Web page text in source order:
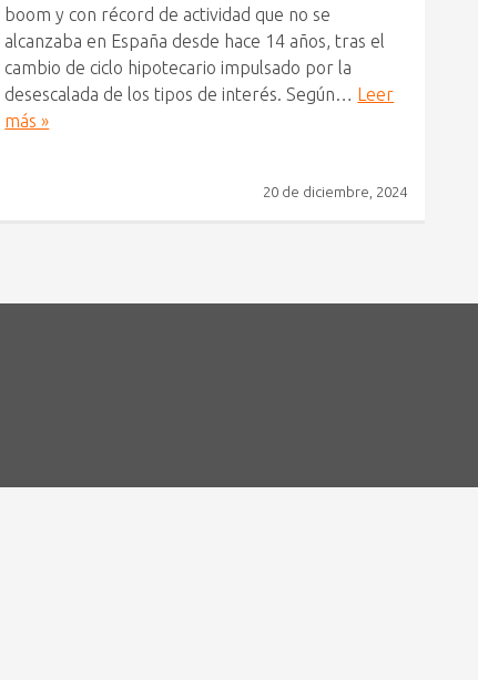
boom y con récord de actividad que no se
alcanzaba en España desde hace 14 años, tras el
cambio de ciclo hipotecario impulsado por la
desescalada de los tipos de interés. Según… Leer
más »
20 de diciembre, 2024